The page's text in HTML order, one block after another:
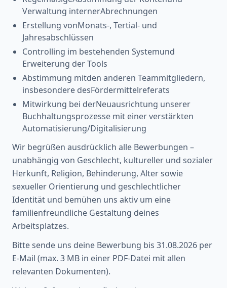
Verwaltung internerAbrechnungen
Erstellung vonMonats-, Tertial- und
Jahresabschlüssen
Controlling im bestehenden Systemund
Erweiterung der Tools
Abstimmung mitden anderen Teammitgliedern,
insbesondere desFördermittelreferats
Mitwirkung bei derNeuausrichtung unserer
Buchhaltungsprozesse mit einer verstärkten
Automatisierung/Digitalisierung
Wir begrüßen ausdrücklich alle Bewerbungen –
unabhängig von Geschlecht, kultureller und sozialer
Herkunft, Religion, Behinderung, Alter sowie
sexueller Orientierung und geschlechtlicher
Identität und bemühen uns aktiv um eine
familienfreundliche Gestaltung deines
Arbeitsplatzes.
Bitte sende uns deine Bewerbung bis 31.08.2026 per
E-Mail (max. 3 MB in einer PDF-Datei mit allen
relevanten Dokumenten).